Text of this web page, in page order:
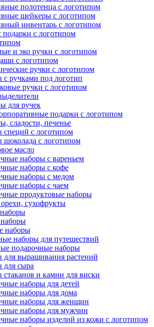
полотенца с логотипом
шейкеры с логотипом
инвентарь с логотипом
с логотипом
и эко ручки с логотипом
с логотипом
ручки с логотипом
с ручками под логотип
ручки с логотипом
для ручек
подарки с логотипом
сладости, печенье
специй с логотипом
шоколада с логотипом
масло
наборы с вареньем
наборы с кофе
наборы с медом
наборы с чаем
продуктовые наборы
сухофрукты
наборы
наборы для путешествий
подарочные наборы
для выращивания растений
для сыра
и камни для виски
наборы для детей
наборы для дома
наборы для женщин
наборы для мужчин
наборы изделий из кожи с логотипом